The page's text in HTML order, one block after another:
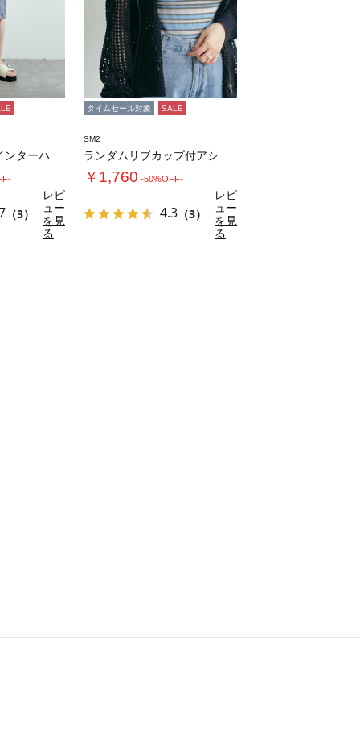
（3）
レビ
ュー
を見
る
タイムセール対象 SALE
SM2
￥1,760 -50%OFF-
4.3 （3）
レビ
ュー
を見
る